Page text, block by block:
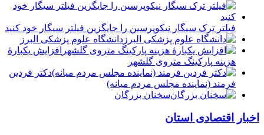
فیلتر ترک سیگار نیکوپرسین را جایگزین فیلتر سیگار خود کنید
دانشگاه علوم پزشکی البرز
افزایش یکبارۀ
هزینه پارکینگ متروی گلشهر
دكتر فردين
فرمند (نماينده مجلس مردم میانه)
سخنان بزرگان
اخبار اقتصادی استان